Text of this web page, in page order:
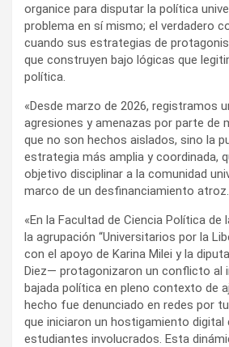
organice para disputar la política
problema en sí mismo; el verdadero
cuando sus estrategias de
que construyen bajo lógicas que
política.
«Desde marzo de 2026, registramos
agresiones y amenazas por parte de
que no son hechos aislados, sino la
estrategia más amplia y coordinada,
objetivo disciplinar a la comunidad
marco de un desfinanciamiento atroz.
«En la Facultad de Ciencia Política de
la agrupación “Universitarios por la
con el apoyo de Karina Milei y la
Diez— protagonizaron un conflicto al
bajada política en pleno contexto de
hecho fue denunciado en redes por
que iniciaron un hostigamiento digital
estudiantes involucrados. Esta